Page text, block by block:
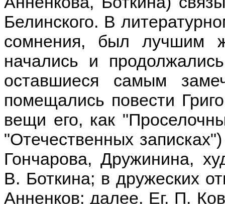
Белинского. В
сомнения, был лучшим
начались и
оставшиеся самым
помещались повести
вещи его, как
"Отечественных
Гончарова, Дружинина,
В. Боткина; в дружеских
Анненков; далее, Ег. П.